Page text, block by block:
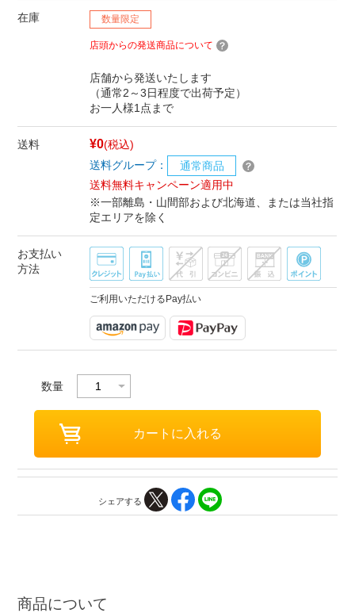
在庫 数量限定
店頭からの発送商品について
店舗から発送いたします
（通常2～3日程度で出荷予定）
お一人様1点まで
送料 ¥0(税込)
送料グループ：
通常商品
送料無料キャンペーン適用中
※一部離島・山間部および北海道、または当社指
定エリアを除く
お支払い
方法
ご利用いただけるPay払い
数量
シェアする
商品について